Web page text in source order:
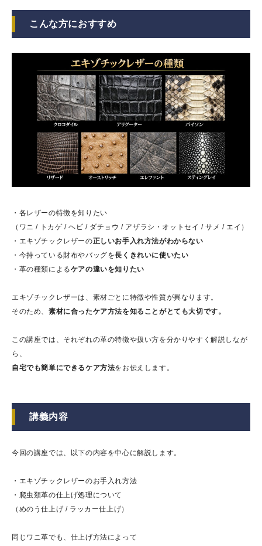
こんな方におすすめ
・各レザーの特徴を知りたい
（ワニ / トカゲ / ヘビ / ダチョウ / アザラシ・オットセイ / サメ / エイ）
・エキゾチックレザーの正しいお手入れ方法がわからない
・今持っている財布やバッグを長くきれいに使いたい
・革の種類によるケアの違いを知りたい
エキゾチックレザーは、素材ごとに特徴や性質が異なります。
そのため、 素材に合ったケア方法を知ることがとても大切です。
この講座では、それぞれの革の特徴や扱い方を分かりやすく解説しなが
ら、
自宅でも簡単にできるケア方法をお伝えします。
講義内容
今回の講座では、以下の内容を中心に解説します。
・エキゾチックレザーのお手入れ方法
・爬虫類革の仕上げ処理について
（めのう仕上げ / ラッカー仕上げ）
同じワニ革でも、仕上げ方法によって